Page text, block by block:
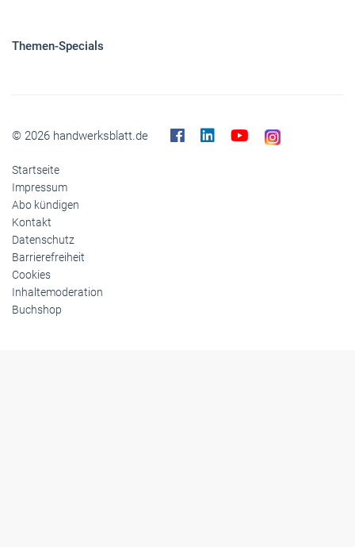
Themen-Specials
© 2026 handwerksblatt.de
Startseite
Impressum
Abo kündigen
Kontakt
Datenschutz
Barrierefreiheit
Cookies
Inhaltemoderation
Buchshop